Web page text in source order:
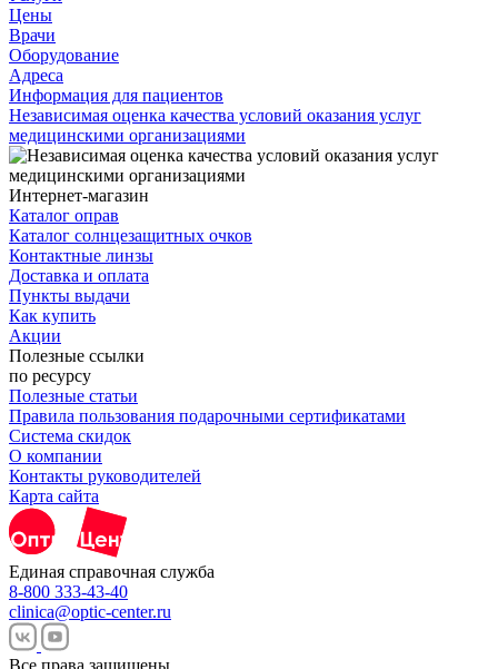
Цены
Врачи
Оборудование
Адреса
Информация для пациентов
Независимая оценка качества условий оказания услуг
медицинскими организациями
Интернет-магазин
Каталог оправ
Каталог солнцезащитных очков
Контактные линзы
Доставка и оплата
Пункты выдачи
Как купить
Акции
Полезные ссылки
по ресурсу
Полезные статьи
Правила пользования подарочными сертификатами
Система скидок
О компании
Контакты руководителей
Карта сайта
Единая справочная служба
8-800 333-43-40
clinica@optic-center.ru
Все права защищены